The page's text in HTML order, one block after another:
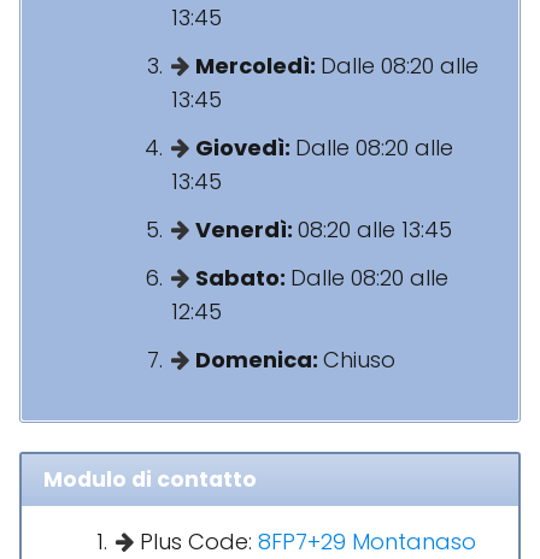
13:45
Mercoledì: Dalle 08:20 alle
13:45
Giovedì: Dalle 08:20 alle
13:45
Venerdì: 08:20 alle 13:45
Sabato: Dalle 08:20 alle
12:45
Domenica: Chiuso
Modulo di contatto
Plus Code: 8FP7+29 Montanaso